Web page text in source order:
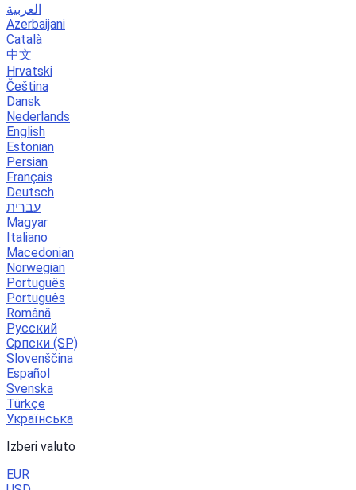
العربية
Azerbaijani
Català
中文
Hrvatski
Čeština
Dansk
Nederlands
English
Estonian
Persian
Français
Deutsch
עברית
Magyar
Italiano
Macedonian
Norwegian
Português
Português
Română
Русский
Српски (SP)
Slovenščina
Español
Svenska
Türkçe
Українська
Izberi valuto
EUR